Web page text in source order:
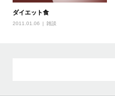
ダイエット食
2011.01.06 雑談